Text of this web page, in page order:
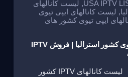
, لیست کانالهای
, لیست کانالهای ایپی تیوی
ایپی تیوی کشور های
لیست کانالهای ایپی تیوی کشور استرالیا | فروش IPTV
۩ Australia TV ۩ لیست کانالهای IPTV کشور